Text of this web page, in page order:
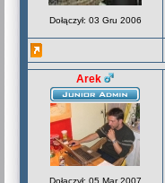
Dołączył: 03 Gru 2006
Arek
Dołączył: 05 Mar 2007